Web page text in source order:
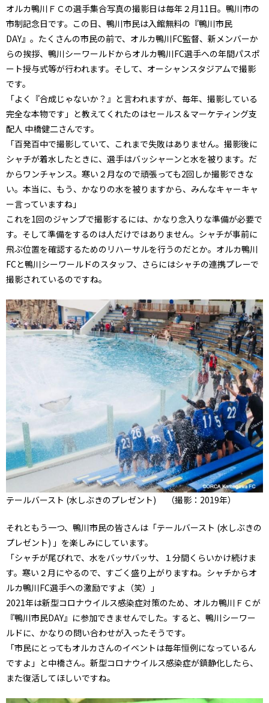
オルカ鴨川ＦＣの選手集合写真の撮影日は毎年２月11日。鴨川市の
市制記念日です。この日、鴨川市民は入館無料の『鴨川市民
DAY』。たくさんの市民の前で、オルカ鴨川FC監督、新メンバーか
らの挨拶、鴨川シーワールドからオルカ鴨川FC選手への年間パスポ
ート授与式等が行われます。そして、オーシャンスタジアムで撮影
です。
「よく『合成じゃないか？』と言われますが、毎年、撮影している
完全な本物です」と教えてくれたのはセールス＆マーケティング支
配人 中橋健二さんです。
「百発百中で撮影していて、これまで失敗はありません。撮影後に
シャチが着水したときに、選手はバッシャーンと水を被ります。だ
からワンチャンス。寒い２月なので頑張っても2回しか撮影できな
い。本当に、もう、かなりの水を被りますから、みんなキャーキャ
ー言っていますね」
これを1回のジャンプで撮影するには、かなり念入りな準備が必要で
す。そして準備をするのは人だけではありません。シャチが事前に
飛ぶ位置を確認するためのリハーサルを行うのだとか。オルカ鴨川
FCと鴨川シーワールドのスタッフ、さらにはシャチの連携プレーで
撮影されているのですね。
テールバースト (水しぶきのプレゼント) （撮影：2019年）
それともう一つ、鴨川市民の皆さんは「テールバースト (水しぶきの
プレゼント) 」を楽しみにしています。
「シャチが尾びれで、水をバッサバッサ、１分間くらいかけ続けま
す。寒い２月にやるので、すごく盛り上がりますね。シャチからオ
ルカ鴨川FC選手への激励ですよ（笑）」
2021年は新型コロナウイルス感染症対策のため、オルカ鴨川ＦＣが
『鴨川市民DAY』に参加できませんでした。すると、鴨川シーワー
ルドに、かなりの問い合わせが入ったそうです。
「市民にとってもオルカさんのイベントは毎年恒例になっているん
ですよ」と中橋さん。新型コロナウイルス感染症が鎮静化したら、
また復活してほしいですね。